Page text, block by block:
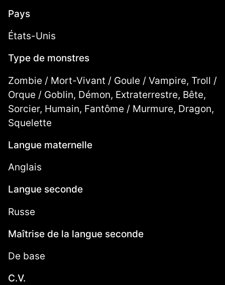
Pays
États-Unis
Type de monstres
Zombie / Mort-Vivant / Goule / Vampire, Troll /
Orque / Goblin, Démon, Extraterrestre, Bête,
Sorcier, Humain, Fantôme / Murmure, Dragon,
Squelette
Langue maternelle
Anglais
Langue seconde
Russe
Maîtrise de la langue seconde
De base
C.V.